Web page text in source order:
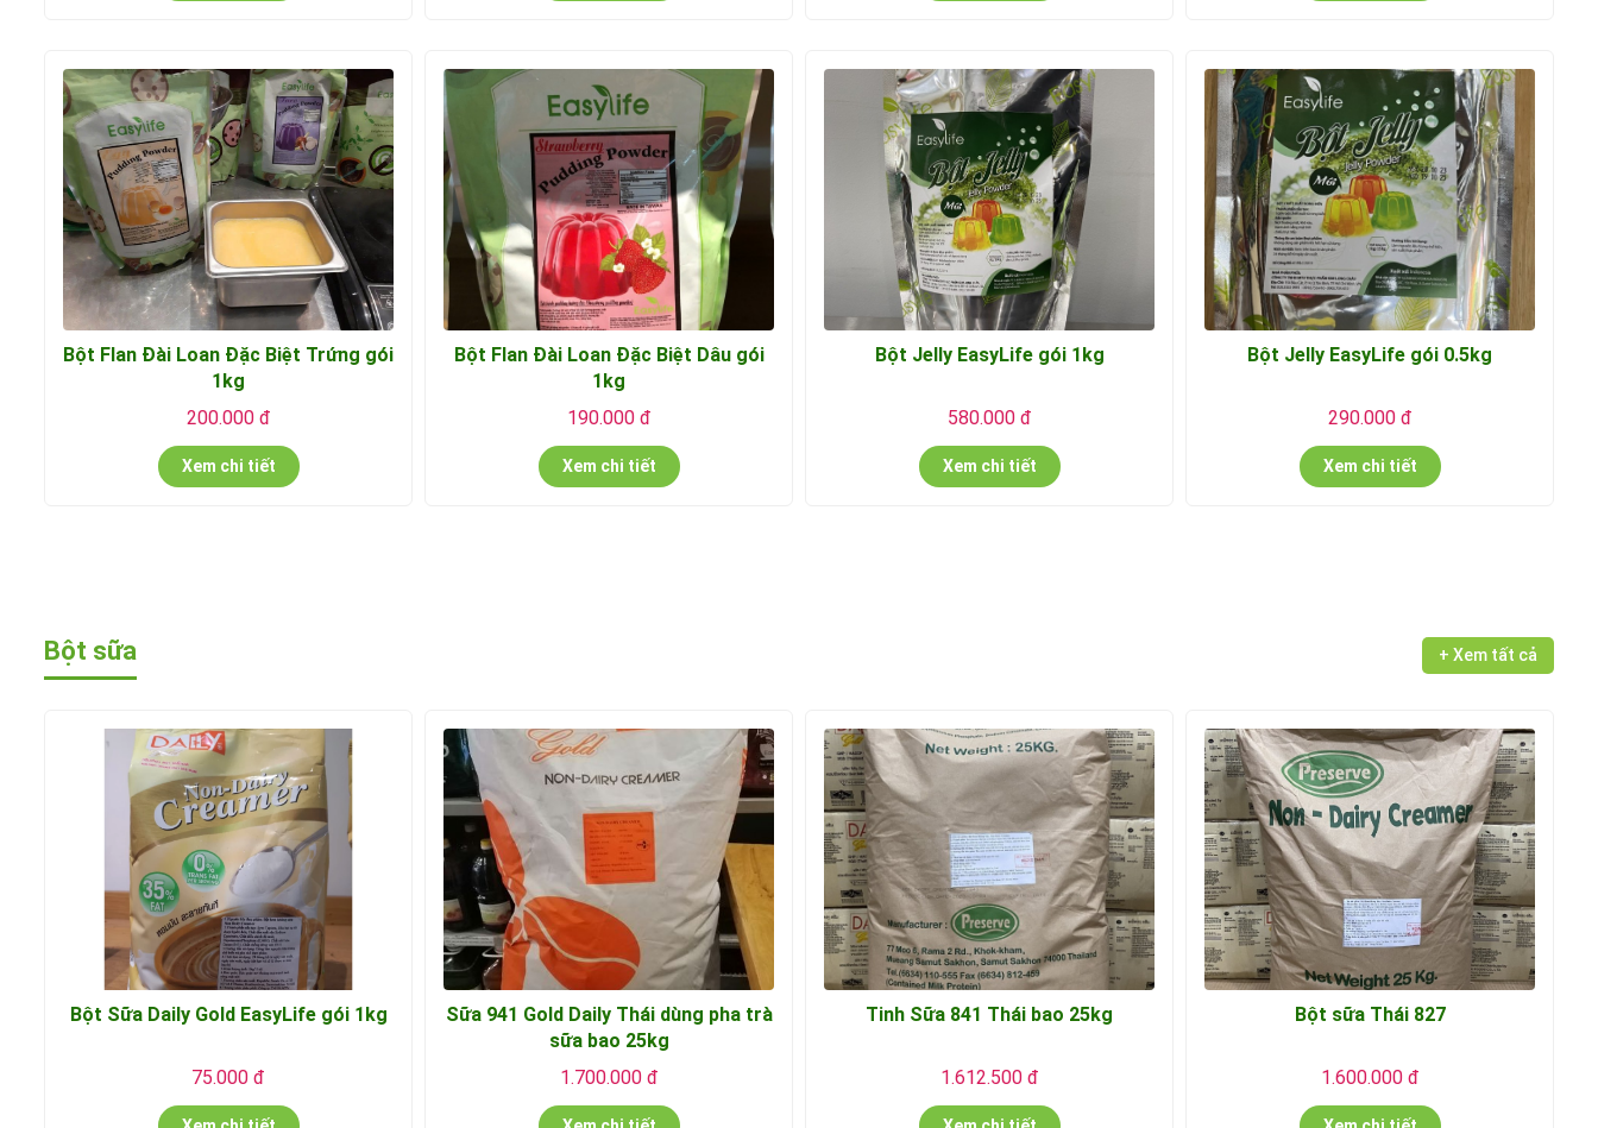
Bột Flan Đài Loan Đặc Biệt Trứng gói
1kg
200.000 đ
Xem chi tiết
Bột Flan Đài Loan Đặc Biệt Dâu gói
1kg
190.000 đ
Xem chi tiết
Bột Jelly EasyLife gói 1kg
580.000 đ
Xem chi tiết
Bột Jelly EasyLife gói 0.5kg
290.000 đ
Xem chi tiết
Bột sữa + Xem tất cả
Bột Sữa Daily Gold EasyLife gói 1kg
75.000 đ
Sữa 941 Gold Daily Thái dùng pha trà
sữa bao 25kg
1.700.000 đ
Tinh Sữa 841 Thái bao 25kg
1.612.500 đ
Bột sữa Thái 827
1.600.000 đ